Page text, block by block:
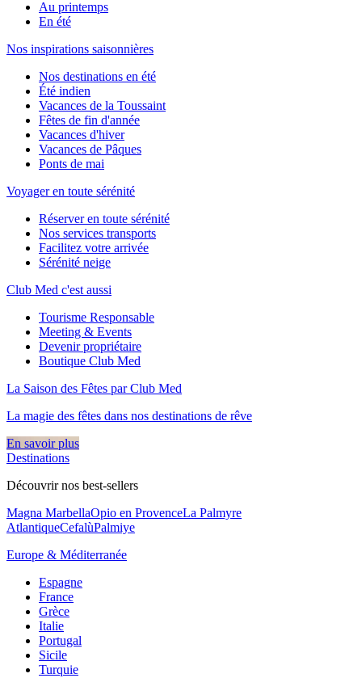
Au printemps
En été
Nos inspirations saisonnières
Nos destinations en été
Été indien
Vacances de la Toussaint
Fêtes de fin d'année
Vacances d'hiver
Vacances de Pâques
Ponts de mai
Voyager en toute sérénité
Réserver en toute sérénité
Nos services transports
Facilitez votre arrivée
Sérénité neige
Club Med c'est aussi
Tourisme Responsable
Meeting & Events
Devenir propriétaire
Boutique Club Med
La Saison des Fêtes par Club Med
La magie des fêtes dans nos destinations de rêve​
En savoir plus
Destinations
Découvrir nos best-sellers
Magna MarbellaOpio en ProvenceLa Palmyre
AtlantiqueCefalùPalmiye
Europe & Méditerranée
Espagne
France
Grèce
Italie
Portugal
Sicile
Turquie